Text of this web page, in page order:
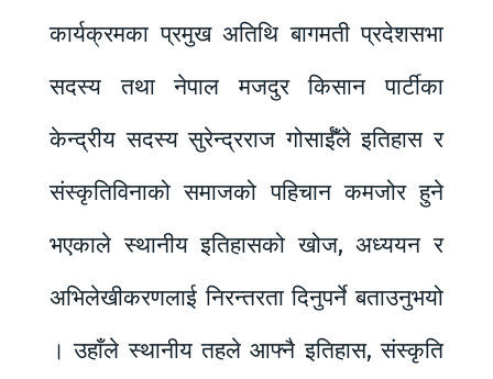
कार्यक्रमका प्रमुख अतिथि बागमती प्रदेशसभा
सदस्य तथा नेपाल मजदुर किसान पार्टीका
केन्द्रीय सदस्य सुरेन्द्रराज गोसाईँले इतिहास र
संस्कृतिविनाको समाजको पहिचान कमजोर हुने
भएकाले स्थानीय इतिहासको खोज, अध्ययन र
अभिलेखीकरणलाई निरन्तरता दिनुपर्ने बताउनुभयो
। उहाँले स्थानीय तहले आफ्नै इतिहास, संस्कृति